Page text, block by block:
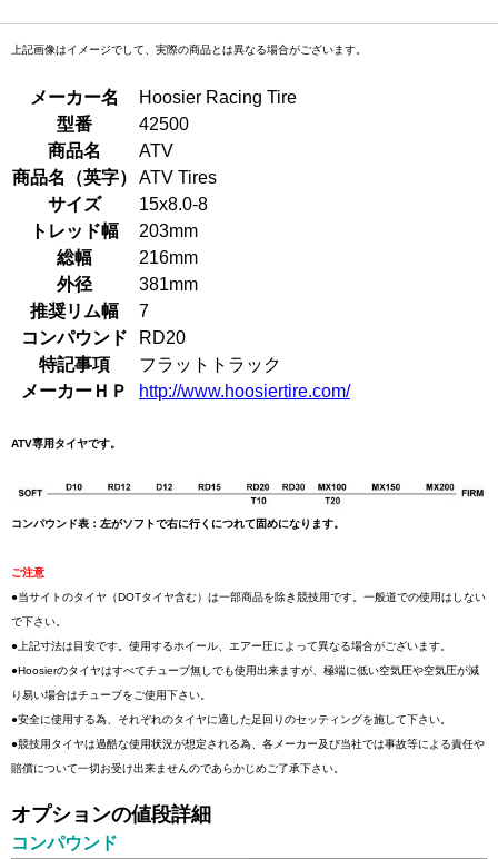
上記画像はイメージでして、実際の商品とは異なる場合がございます。
メーカー名
Hoosier Racing Tire
型番
42500
商品名
ATV
商品名（英字）
ATV Tires
サイズ
15x8.0-8
トレッド幅
203mm
総幅
216mm
外径
381mm
推奨リム幅
7
コンパウンド
RD20
特記事項
フラットトラック
メーカーＨＰ
http://www.hoosiertire.com/
ATV専用タイヤです。
コンパウンド表：左がソフトで右に行くにつれて固めになります。
ご注意
●当サイトのタイヤ（DOTタイヤ含む）は一部商品を除き競技用です。一般道での使用はしない
で下さい。
●上記寸法は目安です。使用するホイール、エアー圧によって異なる場合がございます。
●Hoosierのタイヤはすべてチューブ無しでも使用出来ますが、極端に低い空気圧や空気圧が減
り易い場合はチューブをご使用下さい。
●安全に使用する為、それぞれのタイヤに適した足回りのセッティングを施して下さい。
●競技用タイヤは過酷な使用状況が想定される為、各メーカー及び当社では事故等による責任や
賠償について一切お受け出来ませんのであらかじめご了承下さい。
オプションの値段詳細
コンパウンド